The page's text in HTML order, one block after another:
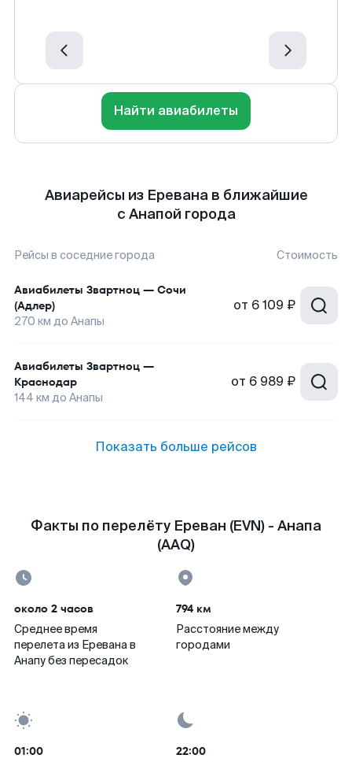
Найти авиабилеты
Авиарейсы из Еревана в ближайшие
с Анапой города
Рейсы в соседние города Стоимость
Авиабилеты Звартноц — Сочи
(Адлер)
270 км до Анапы
от 6 109 ₽
Авиабилеты Звартноц —
Краснодар
144 км до Анапы
от 6 989 ₽
Показать больше рейсов
Факты по перелёту Ереван (EVN) - Анапа
(AAQ)
около 2 часов
Среднее время
перелета из Еревана в
Анапу без пересадок
794 км
Расстояние между
городами
01:00 22:00